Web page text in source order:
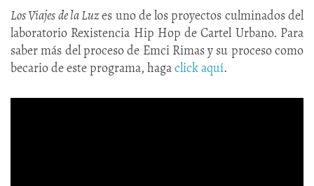
Los Viajes de la Luzes uno de los proyectos culminados del
laboratorio Rexistencia Hip Hop de Cartel Urbano. Para
saber más del proceso de Emci Rimas y su proceso como
becario de este programa, hagaclick aquí.